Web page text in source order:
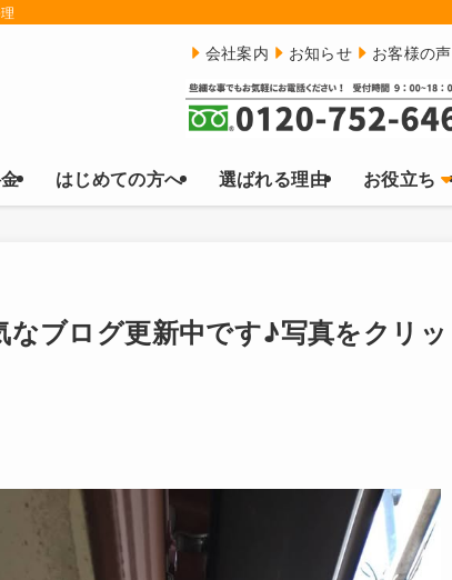
はじめての方へ 選ばれる理由 お役立ち
会社案内 お知らせ お客様の声
なブログ更新中です♪写真をクリッ